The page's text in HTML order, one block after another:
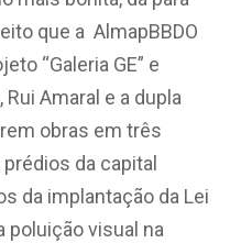
que a AlmapBBDO
“Galeria GE” e
Amaral e a dupla
obras em três
da capital
da implantação da Lei
poluição visual na